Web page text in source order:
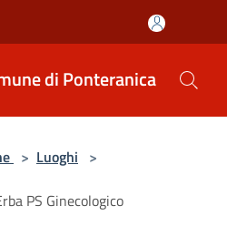
di Ponteranica
> Luoghi >
PS Ginecologico